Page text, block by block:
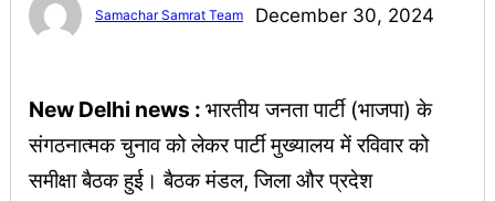
Samachar Samrat Team December 30, 2024
New Delhi news : भारतीय जनता पार्टी (भाजपा) के
संगठनात्मक चुनाव को लेकर पार्टी मुख्यालय में रविवार को
समीक्षा बैठक हुई। बैठक मंडल, जिला और प्रदेश